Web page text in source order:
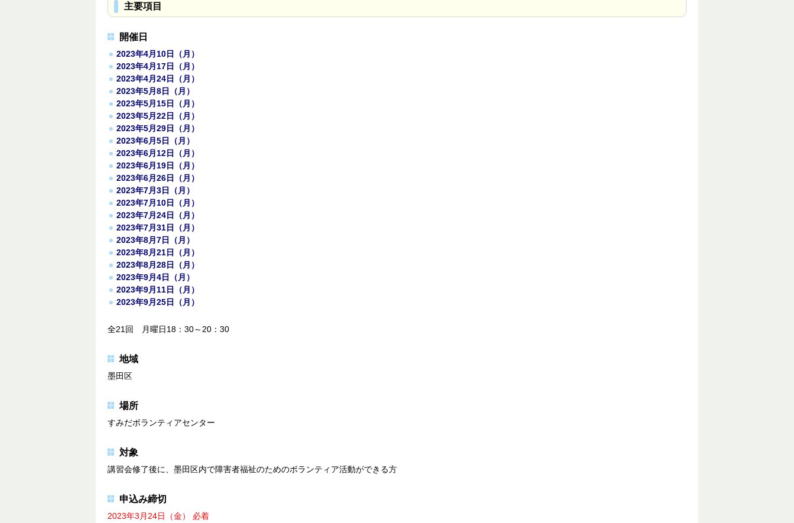
主要項目
開催日
2023年4月10日（月）
2023年4月17日（月）
2023年4月24日（月）
2023年5月8日（月）
2023年5月15日（月）
2023年5月22日（月）
2023年5月29日（月）
2023年6月5日（月）
2023年6月12日（月）
2023年6月19日（月）
2023年6月26日（月）
2023年7月3日（月）
2023年7月10日（月）
2023年7月24日（月）
2023年7月31日（月）
2023年8月7日（月）
2023年8月21日（月）
2023年8月28日（月）
2023年9月4日（月）
2023年9月11日（月）
2023年9月25日（月）
全21回 月曜日18：30～20：30
地域
墨田区
場所
すみだボランティアセンター
対象
講習会修了後に、墨田区内で障害者福祉のためのボランティア活動ができる方
申込み締切
2023年3月24日（金） 必着